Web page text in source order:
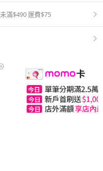
未滿$490 運費$75